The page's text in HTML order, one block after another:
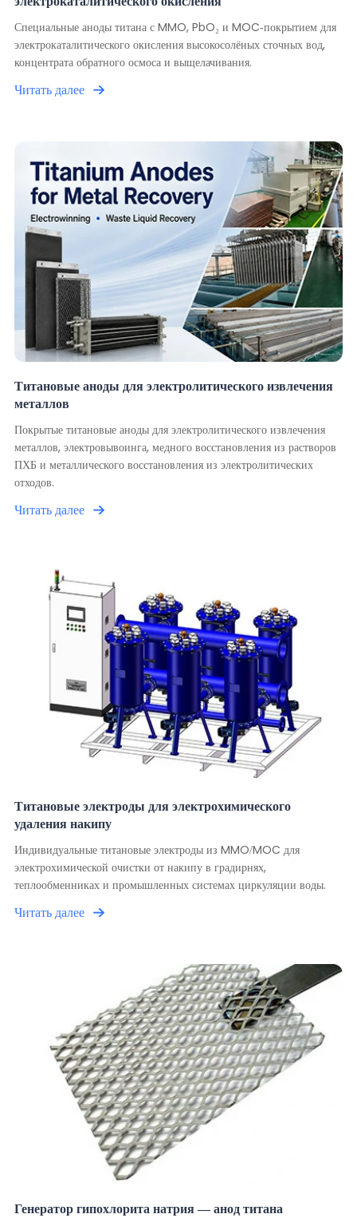
Специальные аноды титана с MMO, PbO₂ и MOC-покрытием для
электрокаталитического окисления высокосолёных сточных вод,
концентрата обратного осмоса и выщелачивания.
Читать далее
Титановые аноды для электролитического извлечения
металлов
Покрытые титановые аноды для электролитического извлечения
металлов, электровывоинга, медного восстановления из растворов
ПХБ и металлического восстановления из электролитических
отходов.
Читать далее
Титановые электроды для электрохимического
удаления накипу
Индивидуальные титановые электроды из MMO/MOC для
электрохимической очистки от накипу в градирнях,
теплообменниках и промышленных системах циркуляции воды.
Читать далее
Генератор гипохлорита натрия — анод титана